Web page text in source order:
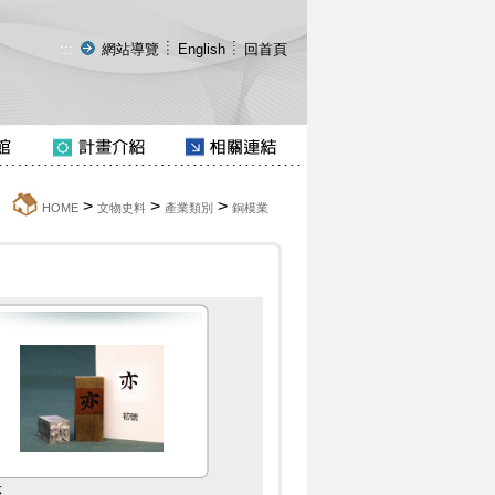
::: 網站導覽 English 回首頁
HOME> 文物史料> 產業類別 > 銅模業